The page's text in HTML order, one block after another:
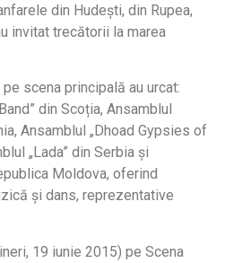
din Hudești, din Rupea,
invitat trecătorii la marea
scena principală au urcat:
din Scoția, Ansamblul
Ansamblul „Dhoad Gypsies of
„Lada” din Serbia și
Moldova, oferind
și dans, reprezentative
19 iunie 2015) pe Scena